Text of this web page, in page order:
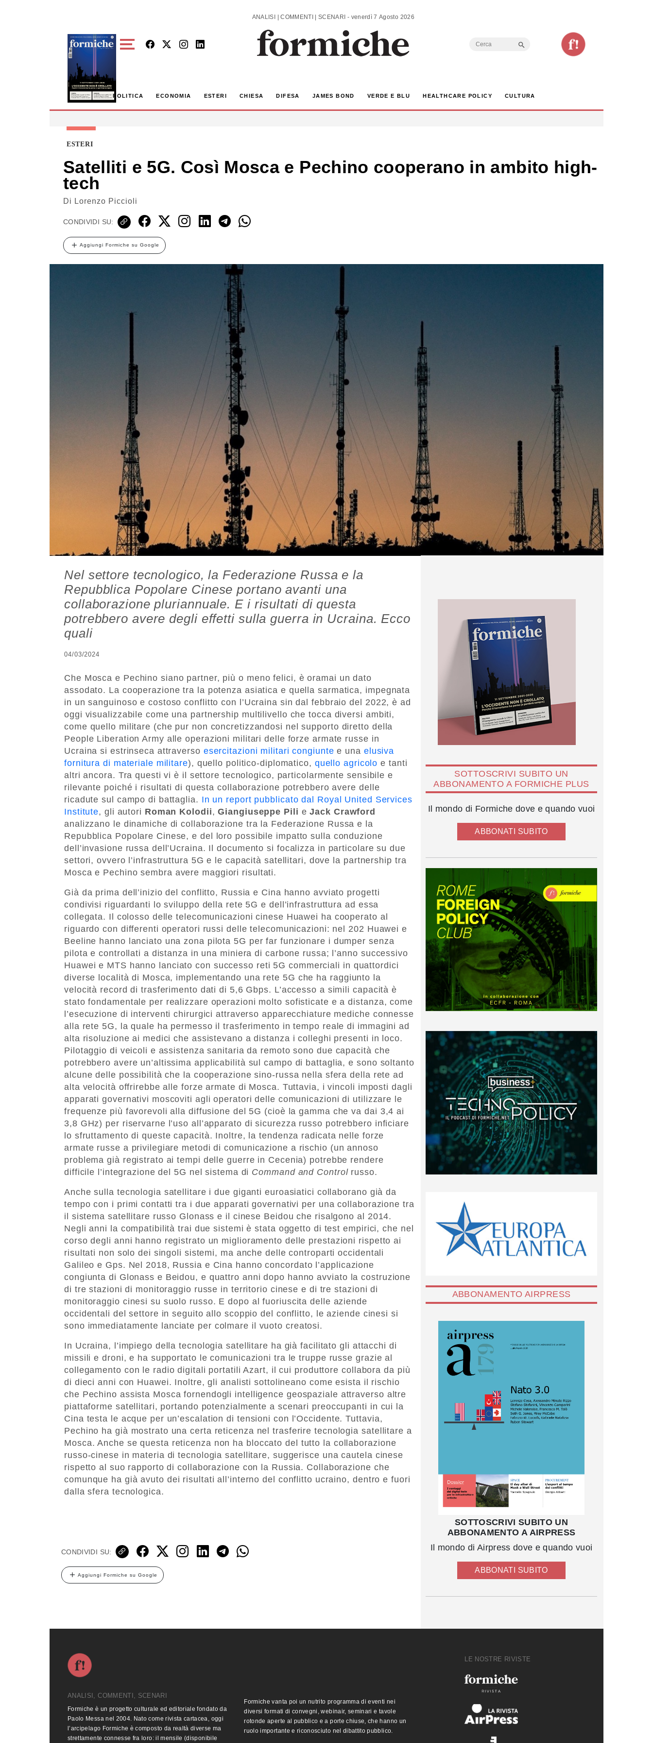
ANALISI | COMMENTI | SCENARI - venerdì 7 Agosto 2026
Search
POLITICA ECONOMIA ESTERI CHIESA DIFESA JAMES BOND VERDE E BLU HEALTHCARE POLICY CULTURA
ESTERI
Satelliti e 5G. Così Mosca e Pechino cooperano in ambito high-
tech
Di Lorenzo Piccioli
CONDIVIDI SU:
Aggiungi Formiche su Google
Nel settore tecnologico, la Federazione Russa e la
Repubblica Popolare Cinese portano avanti una
collaborazione pluriannuale. E i risultati di questa
potrebbero avere degli effetti sulla guerra in Ucraina. Ecco
quali
04/03/2024
Che Mosca e Pechino siano partner, più o meno felici, è oramai un dato
assodato. La cooperazione tra la potenza asiatica e quella sarmatica, impegnata
in un sanguinoso e costoso conflitto con l’Ucraina sin dal febbraio del 2022, è ad
oggi visualizzabile come una partnership multilivello che tocca diversi ambiti,
come quello militare (che pur non concretizzandosi nel supporto diretto della
People Liberation Army alle operazioni militari delle forze armate russe in
Ucraina si estrinseca attraverso esercitazioni militari congiunte e una elusiva
fornitura di materiale militare), quello politico-diplomatico, quello agricolo e tanti
altri ancora. Tra questi vi è il settore tecnologico, particolarmente sensibile e
rilevante poiché i risultati di questa collaborazione potrebbero avere delle
ricadute sul campo di battaglia. In un report pubblicato dal Royal United Services
Institute, gli autori Roman Kolodii,Giangiuseppe Pili e Jack Crawford
analizzano le dinamiche di collaborazione tra la Federazione Russa e la
Repubblica Popolare Cinese, e del loro possibile impatto sulla conduzione
dell’invasione russa dell’Ucraina. Il documento si focalizza in particolare su due
settori, ovvero l’infrastruttura 5G e le capacità satellitari, dove la partnership tra
Mosca e Pechino sembra avere maggiori risultati.
Già da prima dell’inizio del conflitto, Russia e Cina hanno avviato progetti
condivisi riguardanti lo sviluppo della rete 5G e dell’infrastruttura ad essa
collegata. Il colosso delle telecomunicazioni cinese Huawei ha cooperato al
riguardo con differenti operatori russi delle telecomunicazioni: nel 202 Huawei e
Beeline hanno lanciato una zona pilota 5G per far funzionare i dumper senza
pilota e controllati a distanza in una miniera di carbone russa; l’anno successivo
Huawei e MTS hanno lanciato con successo reti 5G commerciali in quattordici
diverse località di Mosca, implementando una rete 5G che ha raggiunto la
velocità record di trasferimento dati di 5,6 Gbps. L’accesso a simili capacità è
stato fondamentale per realizzare operazioni molto sofisticate e a distanza, come
l’esecuzione di interventi chirurgici attraverso apparecchiature mediche connesse
alla rete 5G, la quale ha permesso il trasferimento in tempo reale di immagini ad
alta risoluzione ai medici che assistevano a distanza i colleghi presenti in loco.
Pilotaggio di veicoli e assistenza sanitaria da remoto sono due capacità che
potrebbero avere un’altissima applicabilità sul campo di battaglia, e sono soltanto
alcune delle possibilità che la cooperazione sino-russa nella sfera della rete ad
alta velocità offrirebbe alle forze armate di Mosca. Tuttavia, i vincoli imposti dagli
apparati governativi moscoviti agli operatori delle comunicazioni di utilizzare le
frequenze più favorevoli alla diffusione del 5G (cioè la gamma che va dai 3,4 ai
3,8 GHz) per riservarne l’uso all’apparato di sicurezza russo potrebbero inficiare
lo sfruttamento di queste capacità. Inoltre, la tendenza radicata nelle forze
armate russe a privilegiare metodi di comunicazione a rischio (un annoso
problema già registrato ai tempi delle guerre in Cecenia) potrebbe rendere
difficile l’integrazione del 5G nel sistema di Command and Controlrusso.
Anche sulla tecnologia satellitare i due giganti euroasiatici collaborano già da
tempo con i primi contatti tra i due apparati governativi per una collaborazione tra
il sistema satellitare russo Glonass e il cinese Beidou che risalgono al 2014.
Negli anni la compatibilità trai due sistemi è stata oggetto di test empirici, che nel
corso degli anni hanno registrato un miglioramento delle prestazioni rispetto ai
risultati non solo dei singoli sistemi, ma anche delle controparti occidentali
Galileo e Gps. Nel 2018, Russia e Cina hanno concordato l’applicazione
congiunta di Glonass e Beidou, e quattro anni dopo hanno avviato la costruzione
di tre stazioni di monitoraggio russe in territorio cinese e di tre stazioni di
monitoraggio cinesi su suolo russo. E dopo al fuoriuscita delle aziende
occidentali del settore in seguito allo scoppio del conflitto, le aziende cinesi si
sono immediatamente lanciate per colmare il vuoto creatosi.
In Ucraina, l’impiego della tecnologia satellitare ha già facilitato gli attacchi di
missili e droni, e ha supportato le comunicazioni tra le truppe russe grazie al
collegamento con le radio digitali portatili Azart, il cui produttore collabora da più
di dieci anni con Huawei. Inoltre, gli analisti sottolineano come esista il rischio
che Pechino assista Mosca fornendogli intelligence geospaziale attraverso altre
piattaforme satellitari, portando potenzialmente a scenari preoccupanti in cui la
Cina testa le acque per un’escalation di tensioni con l’Occidente. Tuttavia,
Pechino ha già mostrato una certa reticenza nel trasferire tecnologia satellitare a
Mosca. Anche se questa reticenza non ha bloccato del tutto la collaborazione
russo-cinese in materia di tecnologia satellitare, suggerisce una cautela cinese
rispetto al suo rapporto di collaborazione con la Russia. Collaborazione che
comunque ha già avuto dei risultati all’interno del conflitto ucraino, dentro e fuori
dalla sfera tecnologica.
CONDIVIDI SU:
Aggiungi Formiche su Google
SOTTOSCRIVI SUBITO UN
ABBONAMENTO A FORMICHE PLUS
Il mondo di Formiche dove e quando vuoi
ABBONATI SUBITO
ABBONAMENTO AIRPRESS
SOTTOSCRIVI SUBITO UN
ABBONAMENTO A AIRPRESS
Il mondo di Airpress dove e quando vuoi
ABBONATI SUBITO
ANALISI, COMMENTI, SCENARI
Formiche è un progetto culturale ed editoriale fondato da
Paolo Messa nel 2004. Nato come rivista cartacea, oggi
l’arcipelago Formiche è composto da realtà diverse ma
strettamente connesse fra loro: il mensile (disponibile
Formiche vanta poi un nutrito programma di eventi nei
diversi formati di convegni, webinair, seminari e tavole
rotonde aperte al pubblico e a porte chiuse, che hanno un
ruolo importante e riconosciuto nel dibattito pubblico.
LE NOSTRE RIVISTE